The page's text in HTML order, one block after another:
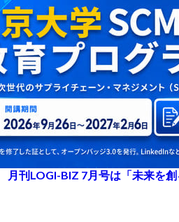
月刊LOGI-BIZ 7月号は「未来を